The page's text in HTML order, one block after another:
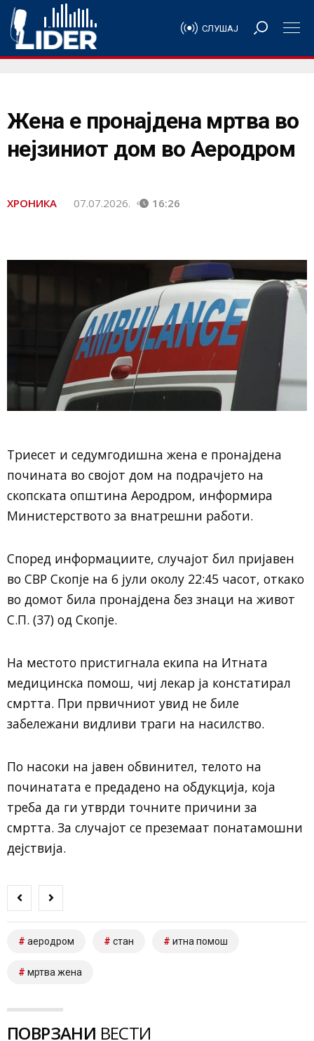
СЛУШАЈ
Жена е пронајдена мртва во
нејзиниот дом во Аеродром
ХРОНИКА 07.07.2026. 16:26
Триесет и седумгодишна жена е пронајдена
почината во својот дом на подрачјето на
скопската општина Аеродром, информира
Министерството за внатрешни работи.
Според информациите, случајот бил пријавен
во СВР Скопје на 6 јули околу 22:45 часот, откако
во домот била пронајдена без знаци на живот
С.П. (37) од Скопје.
На местото пристигнала екипа на Итната
медицинска помош, чиј лекар ја констатирал
смртта. При првичниот увид не биле
забележани видливи траги на насилство.
По насоки на јавен обвинител, телото на
починатата е предадено на обдукција, која
треба да ги утврди точните причини за
смртта. За случајот се преземаат понатамошни
дејствија.
аеродром стан итна помош
мртва жена
ПОВРЗАНИ ВЕСТИ